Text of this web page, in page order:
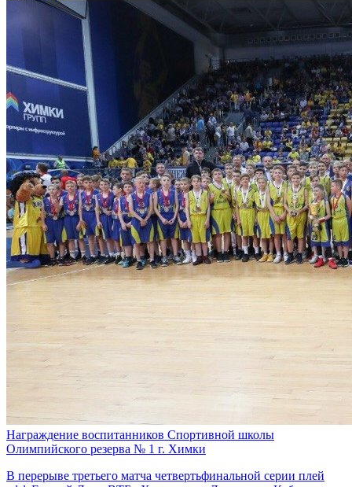
Награждение воспитанников Спортивной школы
Олимпийского резерва № 1 г. Химки
В перерыве третьего матча четвертьфинальной серии плей